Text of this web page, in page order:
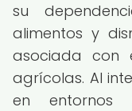
su
alimentos y
asociada con
agrícolas. Al
en entornos